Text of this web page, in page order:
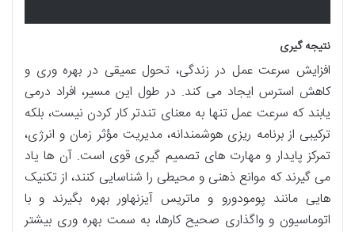
نتیجه گیری
افزایش سرعت عمل در زندگی، تحول عمیقی در بهره وری و
کاهش استرس ایجاد می کند. در طول این مسیر، افراد درمی
یابند که سرعت عمل تنها به معنای تندتر کار کردن نیست، بلکه
ترکیبی از برنامه ریزی هوشمندانه، مدیریت مؤثر زمان و انرژی،
تمرکز پایدار و مهارت های تصمیم گیری قوی است. آن ها یاد
می گیرند که موانع ذهنی و محیطی را شناسایی کنند، از تکنیک
هایی مانند پومودورو و ماتریس آیزنهاور بهره بگیرند و با
اتوماسیون و واگذاری صحیح کارها، به سمت بهره وری بیشتر